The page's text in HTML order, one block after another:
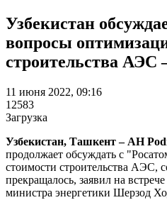
Узбекистан
вопросы
строительства АЭС
11 июня 2022, 09:16
12583
Загрузка
Узбекистан, Ташкент – АН
продолжает обсуждать с
стоимости строительства АЭС,
прекращалось, заявил на
министра энергетики Шерзод